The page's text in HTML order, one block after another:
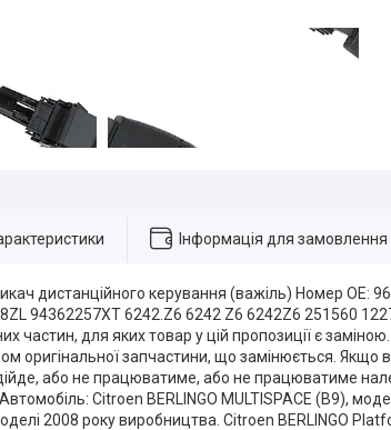
Інформація для замовлення
дистанційного керування (важіль) Номер OE:
94362257XT 6242.Z6 6242 Z6 6242Z6 251560
частин, для яких товар у цій пропозиції є
оригінальної запчастини, що замінюється. Якщо
або не працюватиме, або не працюватиме
Citroen BERLINGO MULTISPACE (B9),
2008 року виробництва. Citroen BERLINGO